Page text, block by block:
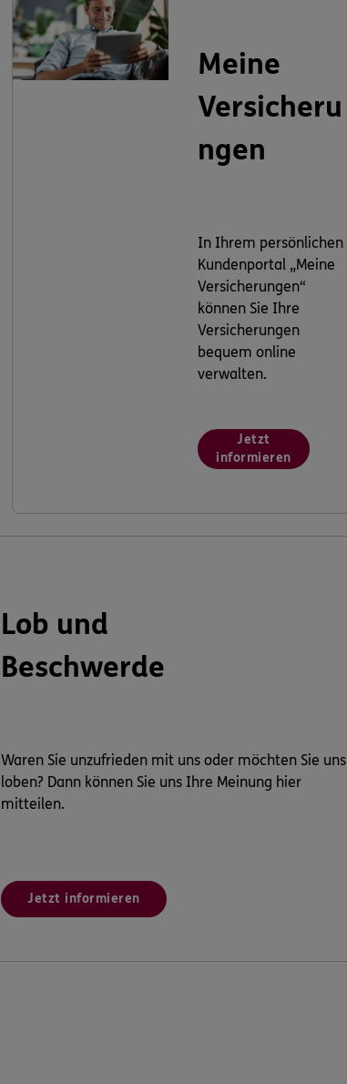
Meine
Versicheru
ngen
In Ihrem persönlichen
Kundenportal „Meine
Versicherungen“
können Sie Ihre
Versicherungen
bequem online
verwalten.
Jetzt
informieren
Lob und
Beschwerde
Waren Sie unzufrieden mit uns oder möchten Sie uns
loben? Dann können Sie uns Ihre Meinung hier
mitteilen.
Jetzt informieren